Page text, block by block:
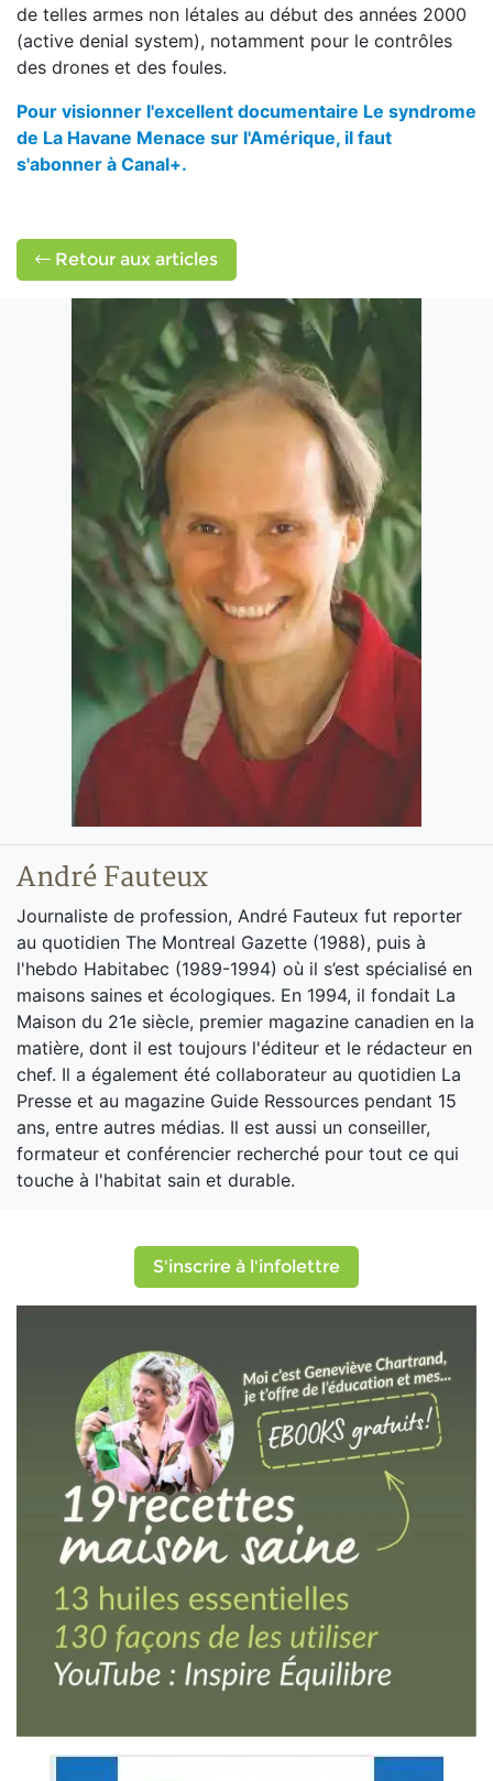
de telles armes non létales au début des années 2000
(active denial system), notamment pour le contrôles
des drones et des foules.
Pour visionner l'excellent documentaire Le syndrome
de La Havane Menace sur l'Amérique, il faut
s'abonner à Canal+.
Retour aux articles
André Fauteux
Journaliste de profession, André Fauteux fut reporter
au quotidien The Montreal Gazette (1988), puis à
l'hebdo Habitabec (1989-1994) où il s’est spécialisé en
maisons saines et écologiques. En 1994, il fondait La
Maison du 21e siècle, premier magazine canadien en la
matière, dont il est toujours l'éditeur et le rédacteur en
chef. Il a également été collaborateur au quotidien La
Presse et au magazine Guide Ressources pendant 15
ans, entre autres médias. Il est aussi un conseiller,
formateur et conférencier recherché pour tout ce qui
touche à l'habitat sain et durable.
S'inscrire à l'infolettre